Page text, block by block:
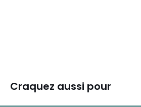
Craquez aussi pour